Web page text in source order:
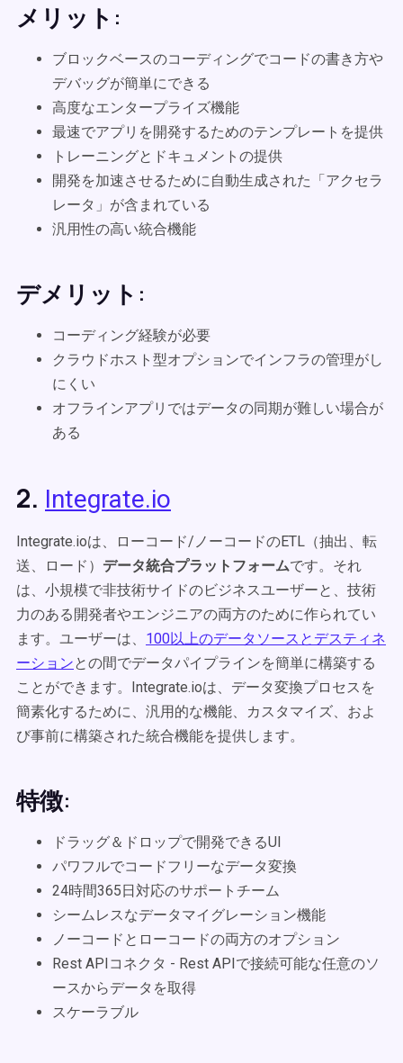
メリット:
ブロックベースのコーディングでコードの書き方や
デバッグが簡単にできる
高度なエンタープライズ機能
最速でアプリを開発するためのテンプレートを提供
トレーニングとドキュメントの提供
開発を加速させるために自動生成された「アクセラ
レータ」が含まれている
汎用性の高い統合機能
デメリット:
コーディング経験が必要
クラウドホスト型オプションでインフラの管理がし
にくい
オフラインアプリではデータの同期が難しい場合が
ある
2. Integrate.io
Integrate.ioは、ローコード/ノーコードのETL（抽出、転
送、ロード） データ統合プラットフォームです。それ
は、小規模で非技術サイドのビジネスユーザーと、技術
力のある開発者やエンジニアの両方のために作られてい
ます。ユーザーは、 100以上のデータソースとデスティネ
ーションとの間でデータパイプラインを簡単に構築する
ことができます。Integrate.ioは、データ変換プロセスを
簡素化するために、汎用的な機能、カスタマイズ、およ
び事前に構築された統合機能を提供します。
特徴:
ドラッグ＆ドロップで開発できるUI
パワフルでコードフリーなデータ変換
24時間365日対応のサポートチーム
シームレスなデータマイグレーション機能
ノーコードとローコードの両方のオプション
Rest APIコネクタ - Rest APIで接続可能な任意のソ
ースからデータを取得
スケーラブル